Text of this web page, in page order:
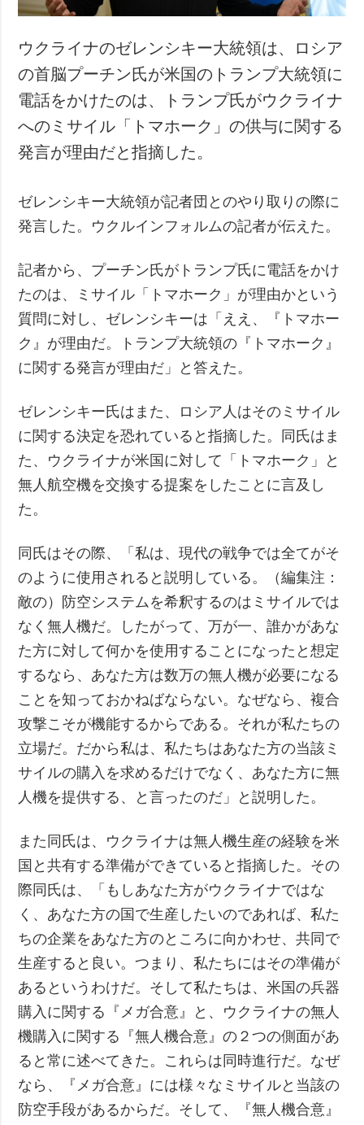
ウクライナのゼレンシキー大統領は、ロシア
の首脳プーチン氏が米国のトランプ大統領に
電話をかけたのは、トランプ氏がウクライナ
へのミサイル「トマホーク」の供与に関する
発言が理由だと指摘した。
ゼレンシキー大統領が記者団とのやり取りの際に
発言した。ウクルインフォルムの記者が伝えた。
記者から、プーチン氏がトランプ氏に電話をかけ
たのは、ミサイル「トマホーク」が理由かという
質問に対し、ゼレンシキーは「ええ、『トマホー
ク』が理由だ。トランプ大統領の『トマホーク』
に関する発言が理由だ」と答えた。
ゼレンシキー氏はまた、ロシア人はそのミサイル
に関する決定を恐れていると指摘した。同氏はま
た、ウクライナが米国に対して「トマホーク」と
無人航空機を交換する提案をしたことに言及し
た。
同氏はその際、「私は、現代の戦争では全てがそ
のように使用されると説明している。（編集注：
敵の）防空システムを希釈するのはミサイルでは
なく無人機だ。したがって、万が一、誰かがあな
た方に対して何かを使用することになったと想定
するなら、あなた方は数万の無人機が必要になる
ことを知っておかねばならない。なぜなら、複合
攻撃こそが機能するからである。それが私たちの
立場だ。だから私は、私たちはあなた方の当該ミ
サイルの購入を求めるだけでなく、あなた方に無
人機を提供する、と言ったのだ」と説明した。
また同氏は、ウクライナは無人機生産の経験を米
国と共有する準備ができていると指摘した。その
際同氏は、「もしあなた方がウクライナではな
く、あなた方の国で生産したいのであれば、私た
ちの企業をあなた方のところに向かわせ、共同で
生産すると良い。つまり、私たちにはその準備が
あるというわけだ。そして私たちは、米国の兵器
購入に関する『メガ合意』と、ウクライナの無人
機購入に関する『無人機合意』の２つの側面があ
ると常に述べてきた。これらは同時進行だ。なぜ
なら、『メガ合意』には様々なミサイルと当該の
防空手段があるからだ。そして、『無人機合意』